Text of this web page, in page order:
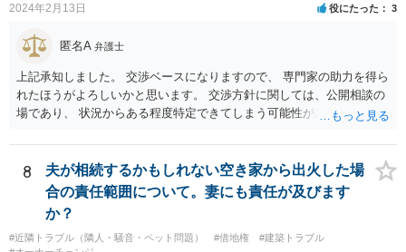
2024年2月13日 役にたった 3
匿名A 弁護士
上記承知しました。 交渉ベースになりますので、 専門家の助力を得ら
れたほうがよろしいかと思います。 交渉方針に関しては、公開相談の
場であり、 状況からある程度特定できてしまう可能性があり、 相手方
いたします。
8
夫が相続するかもしれない空き家から出火した場
合の責任範囲について。妻にも責任が及びます
か？
#近隣トラブル（隣人・騒音・ペット問題） #借地権
#建築トラブル